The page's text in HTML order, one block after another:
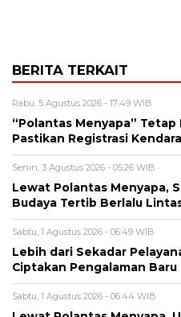
BERITA TERKAIT
Rabu, 5 Agustus 2026 - 17:49 WIB
“Polantas Menyapa” Tetap
Pastikan Registrasi
Senin, 3 Agustus 2026 - 05:26 WIB
Lewat Polantas Menyapa,
Budaya Tertib Berlalu
Sabtu, 1 Agustus 2026 - 06:49 WIB
Lebih dari Sekadar
Ciptakan Pengalaman Baru
Sabtu, 1 Agustus 2026 - 06:44 WIB